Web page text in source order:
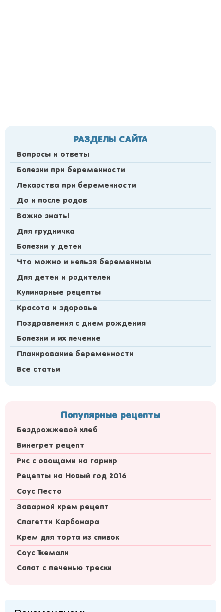
РАЗДЕЛЫ САЙТА
Вопросы и ответы
Болезни при беременности
Лекарства при беременности
До и после родов
Важно знать!
Для грудничка
Болезни у детей
Что можно и нельзя беременным
Для детей и родителей
Кулинарные рецепты
Красота и здоровье
Поздравления с днем рождения
Болезни и их лечение
Планирование беременности
Все статьи
Популярные рецепты
Бездрожжевой хлеб
Винегрет рецепт
Рис с овощами на гарнир
Рецепты на Новый год 2016
Соус Песто
Заварной крем рецепт
Спагетти Карбонара
Крем для торта из сливок
Соус Ткемали
Салат с печенью трески